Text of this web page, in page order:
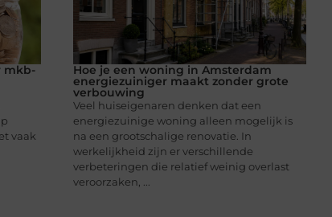
mkb-
vaak
Hoe je een woning in Amsterdam
energiezuiniger maakt zonder grote
verbouwing
Veel huiseigenaren denken dat een
energiezuinige woning alleen mogelijk is
na een grootschalige renovatie. In
werkelijkheid zijn er verschillende
verbeteringen die relatief weinig overlast
veroorzaken, ...